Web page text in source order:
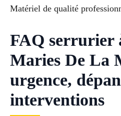
Matériel de qualité
FAQ serrurier
Maries De La
urgence,
interventions